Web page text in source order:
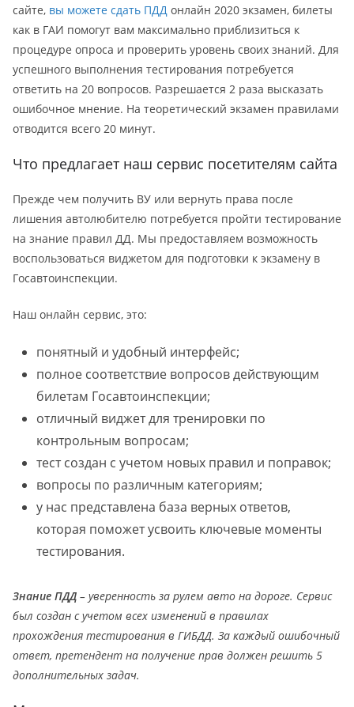
сайте, вы можете сдать ПДД онлайн 2020 экзамен, билеты
как в ГАИ помогут вам максимально приблизиться к
процедуре опроса и проверить уровень своих знаний. Для
успешного выполнения тестирования потребуется
ответить на 20 вопросов. Разрешается 2 раза высказать
ошибочное мнение. На теоретический экзамен правилами
отводится всего 20 минут.
Что предлагает наш сервис посетителям сайта
Прежде чем получить ВУ или вернуть права после
лишения автолюбителю потребуется пройти тестирование
на знание правил ДД. Мы предоставляем возможность
воспользоваться виджетом для подготовки к экзамену в
Госавтоинспекции.
Наш онлайн сервис, это:
понятный и удобный интерфейс;
полное соответствие вопросов действующим
билетам Госавтоинспекции;
отличный виджет для тренировки по
контрольным вопросам;
тест создан с учетом новых правил и поправок;
вопросы по различным категориям;
у нас представлена база верных ответов,
которая поможет усвоить ключевые моменты
тестирования.
Знание ПДД – уверенность за рулем авто на дороге. Сервис
был создан с учетом всех изменений в правилах
прохождения тестирования в ГИБДД. За каждый ошибочный
ответ, претендент на получение прав должен решить 5
дополнительных задач.